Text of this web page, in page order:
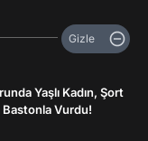
Gizle
Yaşlı Kadın, Şort
Bastonla Vurdu!